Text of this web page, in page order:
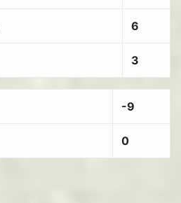
6
3
-9
0